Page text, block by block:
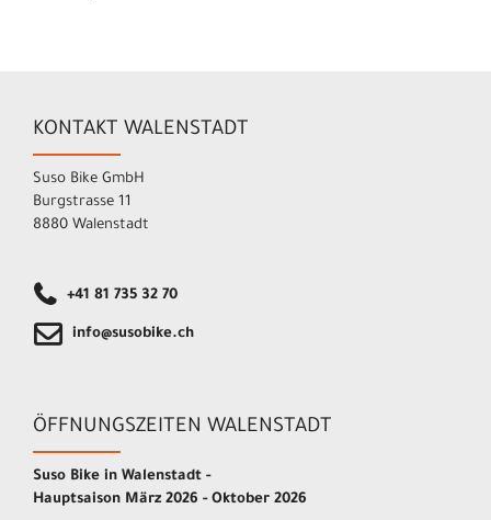
KONTAKT WALENSTADT
Suso Bike GmbH
Burgstrasse 11
8880 Walenstadt
+41 81 735 32 70
info@susobike.ch
ÖFFNUNGSZEITEN WALENSTADT
Suso Bike in Walenstadt -
Hauptsaison März 2026 - Oktober 2026